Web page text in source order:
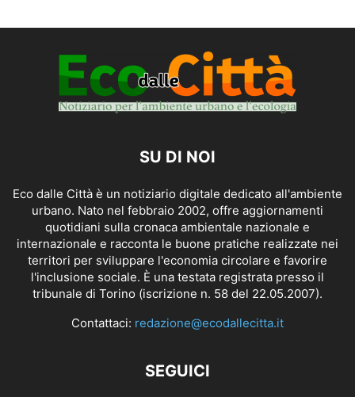
SU DI NOI
Eco dalle Città è un notiziario digitale dedicato all'ambiente
urbano. Nato nel febbraio 2002, offre aggiornamenti
quotidiani sulla cronaca ambientale nazionale e
internazionale e racconta le buone pratiche realizzate nei
territori per sviluppare l'economia circolare e favorire
l'inclusione sociale. È una testata registrata presso il
tribunale di Torino (iscrizione n. 58 del 22.05.2007).
Contattaci: redazione@ecodallecitta.it
SEGUICI